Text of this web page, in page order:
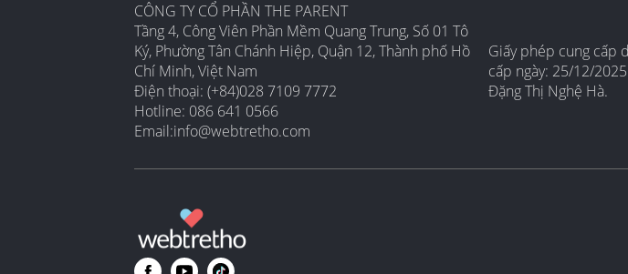
CÔNG TY CỔ PHẦN THE PARENT
Tầng 4, Công Viên Phần Mềm Quang Trung, Số 01 Tô
Ký, Phường Tân Chánh Hiệp, Quận 12, Thành phố Hồ
Chí Minh, Việt Nam
Điện thoại: (+84)028 7109 7772
Hotline: 086 641 0566
Email:info@webtretho.com
Giấy phép cung cấp
cấp ngày: 25/12/
Đặng Thị Nghệ Hà.